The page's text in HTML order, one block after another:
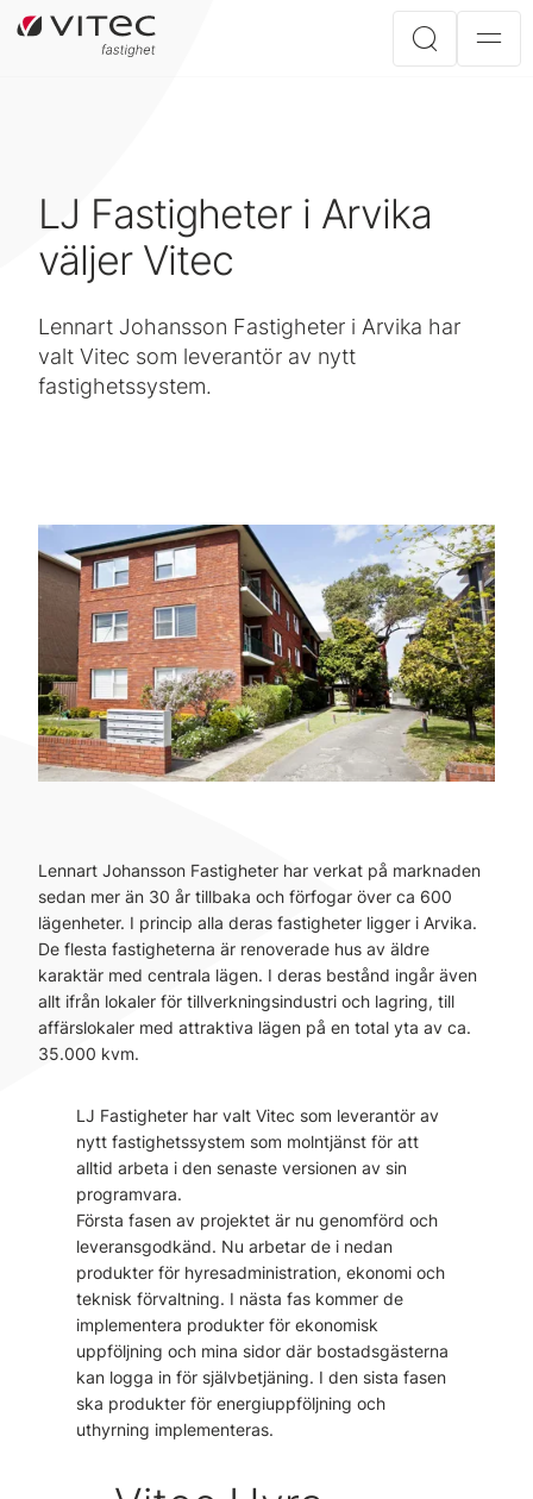
LJ Fastigheter i Arvika
väljer Vitec
Lennart Johansson Fastigheter i Arvika har
valt Vitec som leverantör av nytt
fastighetssystem.
Lennart Johansson Fastigheter har verkat på marknaden
sedan mer än 30 år tillbaka och förfogar över ca 600
lägenheter. I princip alla deras fastigheter ligger i Arvika.
De flesta fastigheterna är renoverade hus av äldre
karaktär med centrala lägen. I deras bestånd ingår även
allt ifrån lokaler för tillverkningsindustri och lagring, till
affärslokaler med attraktiva lägen på en total yta av ca.
35.000 kvm.
LJ Fastigheter har valt Vitec som leverantör av
nytt fastighetssystem som molntjänst för att
alltid arbeta i den senaste versionen av sin
programvara.
Första fasen av projektet är nu genomförd och
leveransgodkänd. Nu arbetar de i nedan
produkter för hyresadministration, ekonomi och
teknisk förvaltning. I nästa fas kommer de
implementera produkter för ekonomisk
uppföljning och mina sidor där bostadsgästerna
kan logga in för självbetjäning. I den sista fasen
ska produkter för energiuppföljning och
uthyrning implementeras.